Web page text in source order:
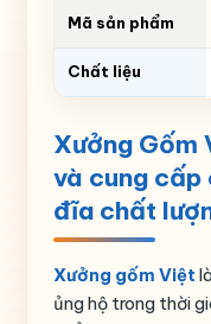
Mã sản phẩm
Chất liệu
Họa tiết in logo
Thương hiệu
Xưởng Gốm
và cung cấp
đĩa chất
Xưởng gốm Việt
ủng hộ trong thời